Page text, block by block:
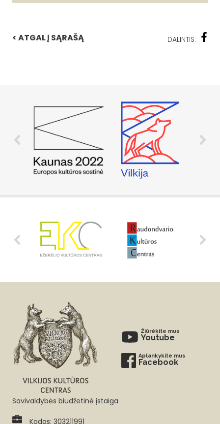
< ATGAL Į SĄRAŠĄ DALINTIS:
Žiūrėkite mus
Youtube
Aplankykite mus
Facebook
Savivaldybės biudžetinė įstaiga
Kodas: 303211991